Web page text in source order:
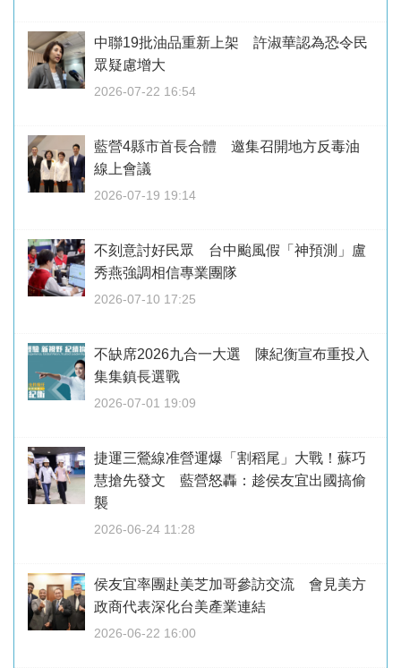
中聯19批油品重新上架 許淑華認為恐令民
眾疑慮增大
2026-07-22 16:54
藍營4縣市首長合體 邀集召開地方反毒油
線上會議
2026-07-19 19:14
不刻意討好民眾 台中颱風假「神預測」盧
秀燕強調相信專業團隊
2026-07-10 17:25
不缺席2026九合一大選 陳紀衡宣布重投入
集集鎮長選戰
2026-07-01 19:09
捷運三鶯線准營運爆「割稻尾」大戰！蘇巧
慧搶先發文 藍營怒轟：趁侯友宜出國搞偷
襲
2026-06-24 11:28
侯友宜率團赴美芝加哥參訪交流 會見美方
政商代表深化台美產業連結
2026-06-22 16:00